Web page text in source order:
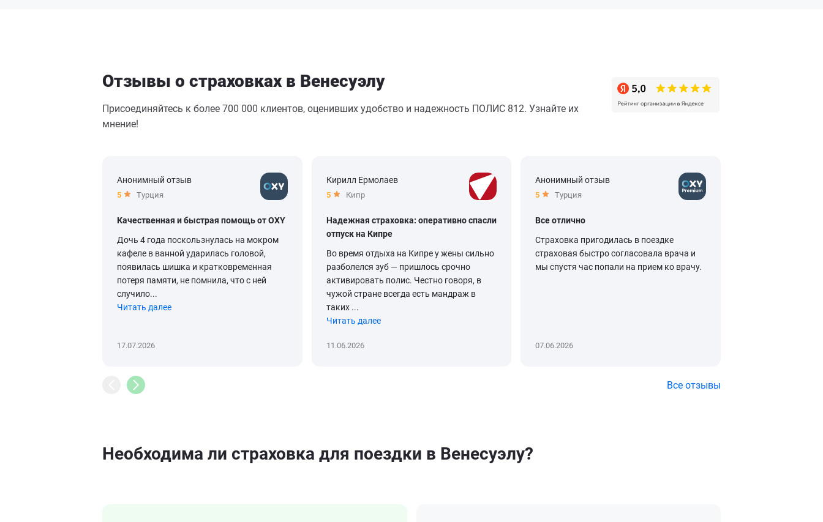
Отзывы о страховках в Венесуэлу
Присоединяйтесь к более 700 000 клиентов, оценивших удобство и надежность ПОЛИС 812. Узнайте их
мнение!
Анонимный отзыв
5 Турция
Качественная и быстрая помощь от OXY
Дочь 4 года поскользнулась на мокром
кафеле в ванной ударилась головой,
появилась шишка и кратковременная
потеря памяти, не помнила, что с ней
случило...
Читать далее
17.07.2026
Кирилл Ермолаев
5 Кипр
Надежная страховка: оперативно спасли
отпуск на Кипре
Во время отдыха на Кипре у жены сильно
разболелся зуб — пришлось срочно
активировать полис. Честно говоря, в
чужой стране всегда есть мандраж в
таких ...
Читать далее
11.06.2026
Анонимный отзыв
5 Турция
Все отлично
Страховка пригодилась в поездке
страховая быстро согласовала врача и
мы спустя час попали на прием ко врачу.
07.06.2026
Все отзывы
Необходима ли страховка для поездки в Венесуэлу?